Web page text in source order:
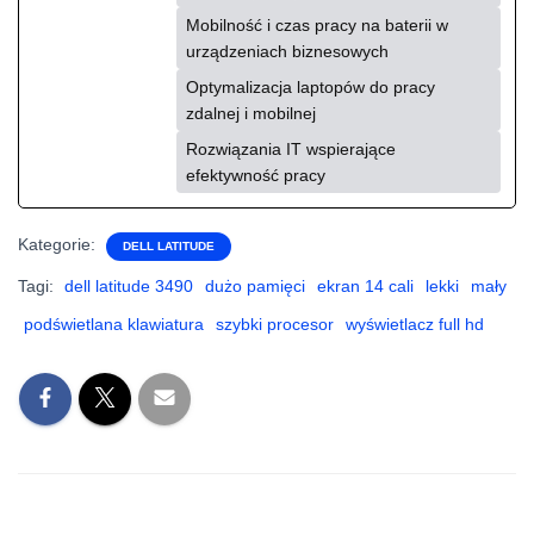
Mobilność i czas pracy na baterii w
urządzeniach biznesowych
Optymalizacja laptopów do pracy
zdalnej i mobilnej
Rozwiązania IT wspierające
efektywność pracy
Kategorie: DELL LATITUDE
Tagi: dell latitude 3490 dużo pamięci ekran 14 cali lekki
mały
podświetlana klawiatura
szybki procesor wyświetlacz full hd